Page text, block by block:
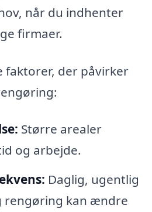
når du indhenter
firmaer.
faktorer, der påvirker
Større arealer
og arbejde.
Daglig, ugentlig
rengøring kan ændre